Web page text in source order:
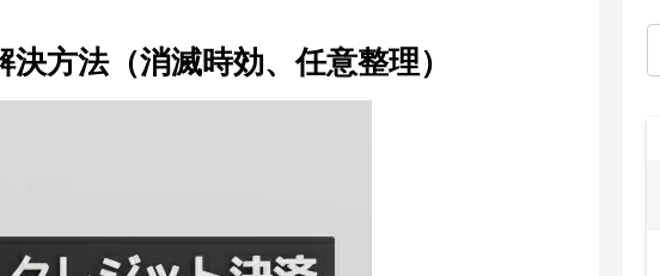
方法（消滅時効、任意整理）